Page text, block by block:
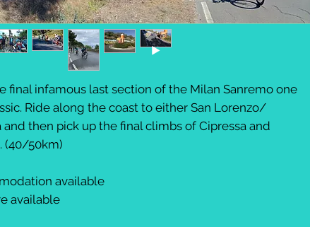
final infamous last section of the Milan Sanremo one
Ride along the coast to either San Lorenzo/
and then pick up the final climbs of Cipressa and
(40/50km)
available
available